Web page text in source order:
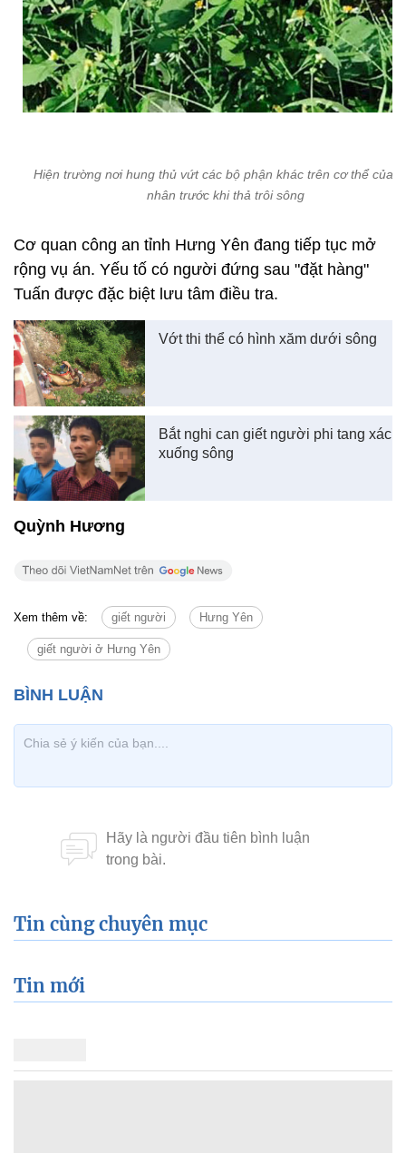
Hiện trường nơi hung thủ vứt các bộ phận khác trên cơ thể của
nhân trước khi thả trôi sông
Cơ quan công an tỉnh Hưng Yên đang tiếp tục mở
rộng vụ án. Yếu tố có người đứng sau "đặt hàng"
Tuấn được đặc biệt lưu tâm điều tra.
Vớt thi thể có hình xăm dưới sông
Bắt nghi can giết người phi tang xác
xuống sông
Quỳnh Hương
Xem thêm về: giết người Hưng Yên
giết người ở Hưng Yên
Tin cùng chuyên mục
Tin mới